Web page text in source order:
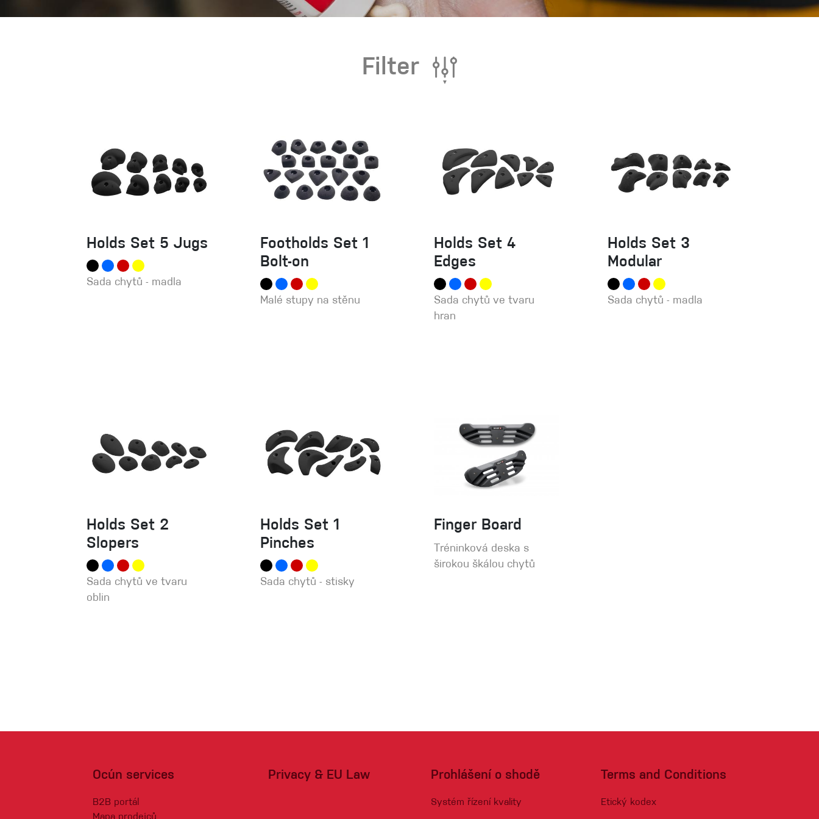
Spárové rukavice
Bundy
Kalhoty
Bundy
Sportovní lezení
Filter
Holds Set 5 Jugs
Sada chytů - madla
Footholds Set 1
Bolt-on
Malé stupy na stěnu
Holds Set 4
Edges
Sada chytů ve tvaru
hran
Holds Set 3
Modular
Sada chytů - madla
Holds Set 2
Slopers
Sada chytů ve tvaru
oblin
Holds Set 1
Pinches
Sada chytů - stisky
Finger Board
Tréninková deska s
širokou škálou chytů
Ocún services
B2B portál
Privacy & EU Law Prohlášení o shodě
Systém řízení kvality
Terms and Conditions
Etický kodex